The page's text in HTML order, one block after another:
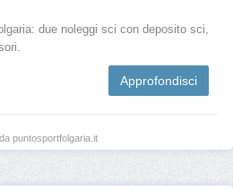
due noleggi sci con deposito sci,
Approfondisci
puntosportfolgaria.it